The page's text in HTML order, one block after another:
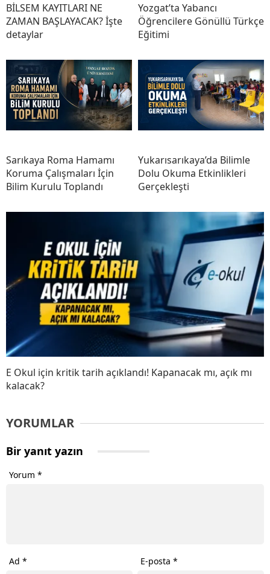
BİLSEM KAYITLARI NE
ZAMAN BAŞLAYACAK? İşte
detaylar
Yozgat’ta Yabancı
Öğrencilere Gönüllü Türkçe
Eğitimi
Sarıkaya Roma Hamamı
Koruma Çalışmaları İçin
Bilim Kurulu Toplandı
Yukarısarıkaya’da Bilimle
Dolu Okuma Etkinlikleri
Gerçekleşti
E Okul için kritik tarih açıklandı! Kapanacak mı, açık mı
kalacak?
YORUMLAR
Bir yanıt yazın
Yorum *
Ad * E-posta*